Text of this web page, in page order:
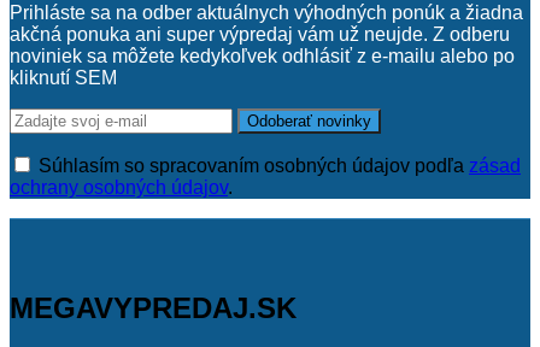
Prihláste sa na odber aktuálnych výhodných ponúk a žiadna
akčná ponuka ani super výpredaj vám už neujde. Z odberu
noviniek sa môžete kedykoľvek odhlásiť z e-mailu alebo po
kliknutí SEM
Súhlasím so spracovaním osobných údajov podľa zásad
ochrany osobných údajov.
MEGAVYPREDAJ.SK